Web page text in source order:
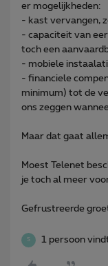
er mogelijkheden:
- kast vervangen,
- capaciteit van
toch een
- mobiele
- financiele
minimum) tot de
ons zeggen
Maar dat gaat
Moest Telenet
je toch al meer
Gefrustreerde
S 1 persoon